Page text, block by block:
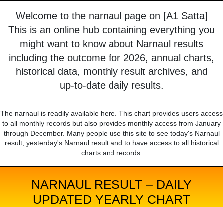
Welcome to the narnaul page on [A1 Satta]
This is an online hub containing everything you
might want to know about Narnaul results
including the outcome for 2026, annual charts,
historical data, monthly result archives, and
up-to-date daily results.
The narnaul is readily available here. This chart provides users access
to all monthly records but also provides monthly access from January
through December. Many people use this site to see today's Narnaul
result, yesterday's Narnaul result and to have access to all historical
charts and records.
NARNAUL RESULT – DAILY
UPDATED YEARLY CHART